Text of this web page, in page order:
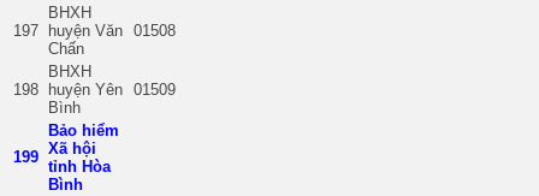
197
BHXH
huyện Văn
Chấn
01508
198
BHXH
huyện Yên
Bình
01509
199
Bảo hiểm
Xã hội
tỉnh Hòa
Bình